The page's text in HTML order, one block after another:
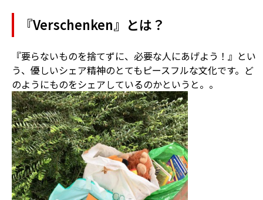
『Verschenken』とは？
『要らないものを捨てずに、必要な人にあげよう！』とい
う、優しいシェア精神のとてもピースフルな文化です。ど
のようにものをシェアしているのかというと。。